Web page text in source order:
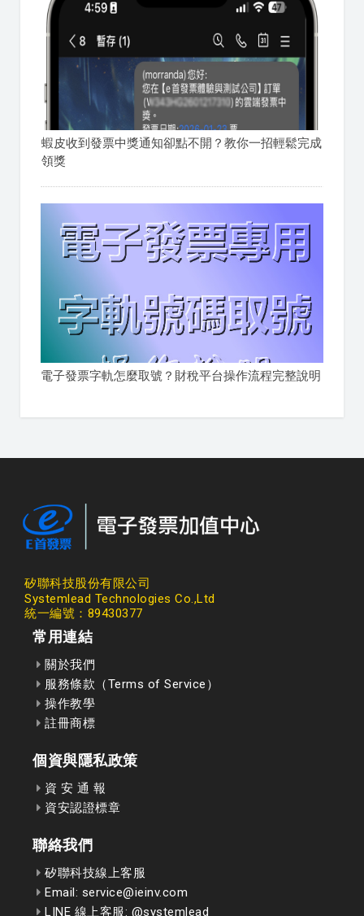
蝦皮收到發票中獎通知卻點不開？教你一招輕鬆完成
領獎
電子發票字軌怎麼取號？財稅平台操作流程完整說明
矽聯科技股份有限公司
Systemlead Technologies Co.,Ltd
統一編號：89430377
常用連結
關於我們
服務條款（Terms of Service）
操作教學
註冊商標
個資與隱私政策
資 安 通 報
資安認證標章
聯絡我們
矽聯科技線上客服
Email: service@ieinv.com
LINE 線上客服: @systemlead